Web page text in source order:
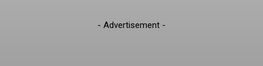
- Advertisement -